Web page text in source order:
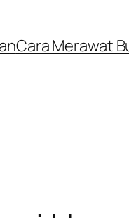
Cara Merawat